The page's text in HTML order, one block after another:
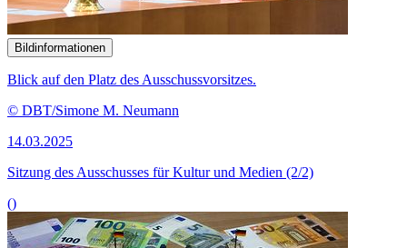
Bildinformationen
Blick auf den Platz des Ausschussvorsitzes.
© DBT/Simone M. Neumann
14.03.2025
Sitzung des Ausschusses für Kultur und Medien (2/2)
()